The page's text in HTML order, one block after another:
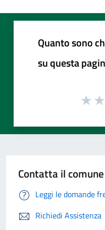
Quanto sono
su questa
Contatta il comune
Leggi le domande
Richiedi Assistenza